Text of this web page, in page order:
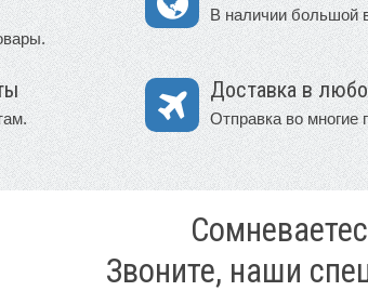
В наличии большой
Доставка в
Отправка во многие
Звоните, наши